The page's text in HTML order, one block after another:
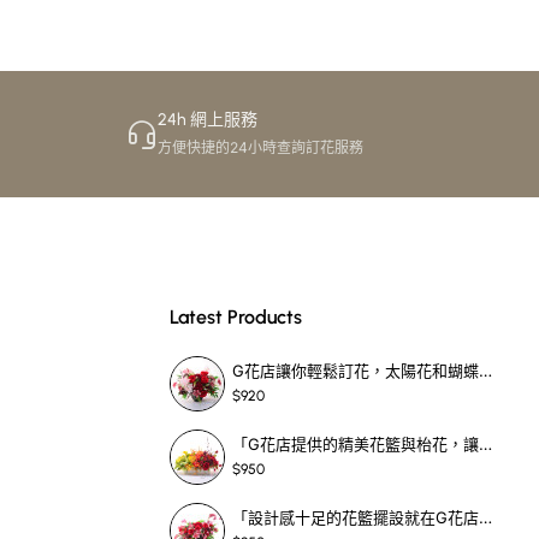
24h 網上服務
方便快捷的24小時查詢訂花服務
Latest Products
G花店讓你輕鬆訂花，太陽花和蝴蝶蘭花籃，適合每個重要時刻！-SF390
$920
「G花店提供的精美花籃與枱花，讓重要場合更顯祝賀與喜悅，適合各種用場！」-SF398
$950
「設計感十足的花籃擺設就在G花店！馬蹄蘭、袋鼠爪、罌粟花，為你的重大場合增光添彩！」-SF209